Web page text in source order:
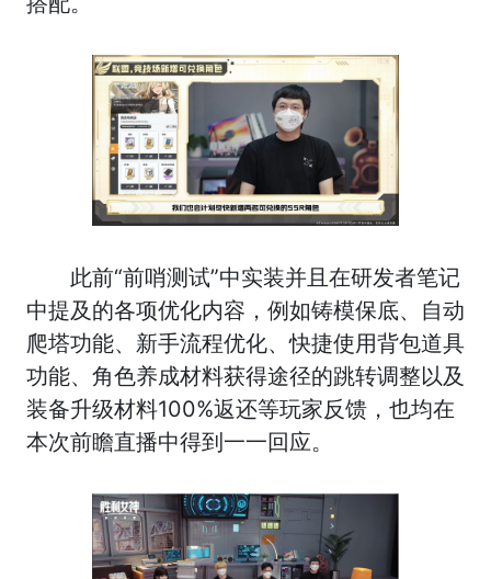
此前“前哨测试”中实装并且在研发者笔记
中提及的各项优化内容，例如铸模保底、自动
爬塔功能、新手流程优化、快捷使用背包道具
功能、角色养成材料获得途径的跳转调整以及
装备升级材料100%返还等玩家反馈，也均在
本次前瞻直播中得到一一回应。